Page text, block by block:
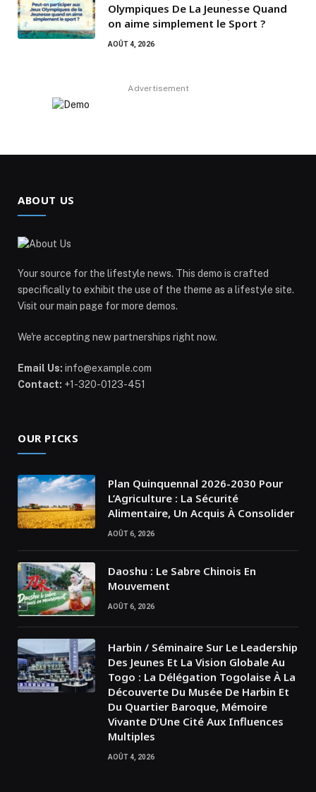
Olympiques De La Jeunesse Quand
on aime simplement le Sport ?
AOÛT 4, 2026
Advertisement
ABOUT US
Your source for the lifestyle news. This demo is crafted
specifically to exhibit the use of the theme as a lifestyle site.
Visit our main page for more demos.
We're accepting new partnerships right now.
Email Us: info@example.com
Contact: +1-320-0123-451
OUR PICKS
Plan Quinquennal 2026-2030 Pour
L’Agriculture : La Sécurité
Alimentaire, Un Acquis À Consolider
AOÛT 6, 2026
Daoshu : Le Sabre Chinois En
Mouvement
AOÛT 6, 2026
Harbin / Séminaire Sur Le Leadership
Des Jeunes Et La Vision Globale Au
Togo : La Délégation Togolaise À La
Découverte Du Musée De Harbin Et
Du Quartier Baroque, Mémoire
Vivante D’Une Cité Aux Influences
Multiples
AOÛT 4, 2026